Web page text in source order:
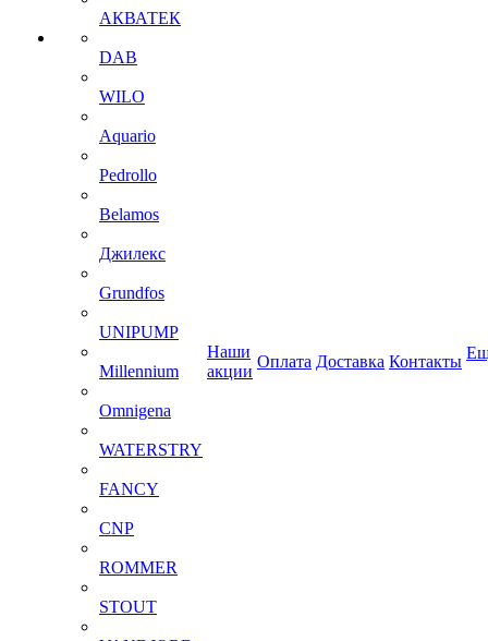
АКВАТЕК
DAB
WILO
Aquario
Pedrollo
Belamos
Джилекс
Grundfos
UNIPUMP
Millennium
Omnigena
WATERSTRY
FANCY
CNP
ROMMER
STOUT
Наши
акции
Оплата Доставка Контакты